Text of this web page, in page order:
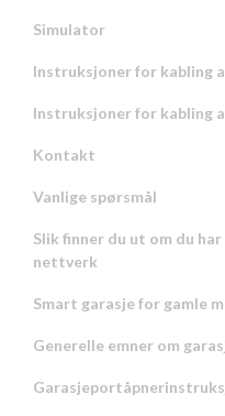
Simulator
Instruksjoner for kabling
Instruksjoner for kabling
Kontakt
Vanlige spørsmål
Slik finner du ut om du
nettverk
Smart garasje for gamle
Generelle emner om